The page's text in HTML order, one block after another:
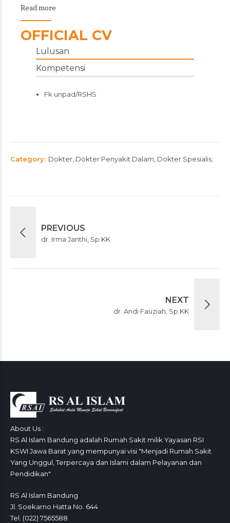
Read more
OFFICIAL CV
Lulusan
Kompetensi
Fk unpad/RSHS
Category Dokter, Dokter Penyakit Dalam, Dokter Spesialis
PREVIOUS
dr. Irma Janthi, Sp.KK
NEXT
dr. Andi Fauziah, Sp.KK
About Us :
RS Al Islam Bandung adalah Rumah Sakit milik Yayasan RSI
KSWI Jawa Barat yang mempunyai visi "Menjadi Rumah Sakit
Yang Unggul, Terpercaya dan Islami dalam Pelayanan dan
Pendidikan"
RS Al Islam Bandung
Jl. Soekarno Hatta No. 644
Tel. (022) 7565588